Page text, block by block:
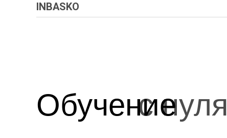
Обучениес нуля
INBASKO